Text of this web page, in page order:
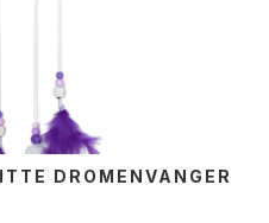
DROMENVANGER